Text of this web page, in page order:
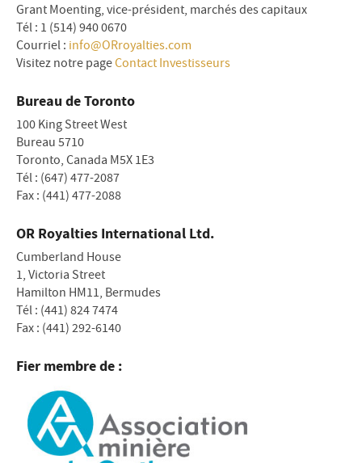
Grant Moenting, vice-président, marchés des capitaux
Tél : 1 (514) 940 0670
Courriel : info@ORroyalties.com
Visitez notre pageContact Investisseurs
Bureau de Toronto
100 King Street West
Bureau 5710
Toronto, Canada M5X 1E3
Tél : (647) 477-2087
Fax : (441) 477-2088
OR Royalties International Ltd.
Cumberland House
1, Victoria Street
Hamilton HM11, Bermudes
Tél : (441) 824 7474
Fax : (441) 292-6140
Fier membre de :